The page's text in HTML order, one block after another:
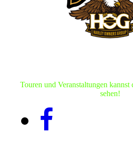
Touren und Veranstaltungen kannst
sehen!